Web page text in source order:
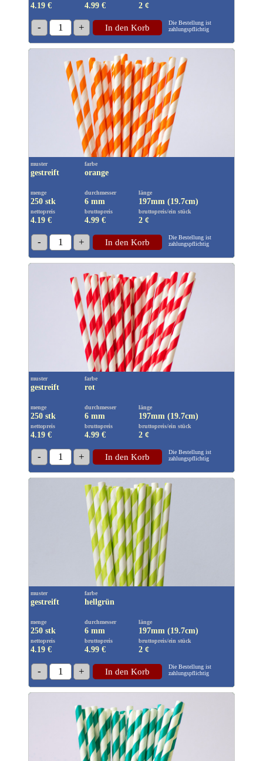
4.19 € 4.99 € 2 ¢
- 1 + In den Korb
Die Bestellung ist
zahlungspflichtig
muster
gestreift
farbe
orange
menge
250 stk
durchmesser
6 mm
länge
197mm (19.7cm)
nettopreis
4.19 €
bruttopreis
4.99 €
bruttopreis/ein stück
2 ¢
- 1 + In den Korb
Die Bestellung ist
zahlungspflichtig
muster
gestreift
farbe
rot
menge
250 stk
durchmesser
6 mm
länge
197mm (19.7cm)
nettopreis
4.19 €
bruttopreis
4.99 €
bruttopreis/ein stück
2 ¢
- 1 + In den Korb
Die Bestellung ist
zahlungspflichtig
muster
gestreift
farbe
hellgrün
menge
250 stk
durchmesser
6 mm
länge
197mm (19.7cm)
nettopreis
4.19 €
bruttopreis
4.99 €
bruttopreis/ein stück
2 ¢
- 1 + In den Korb
Die Bestellung ist
zahlungspflichtig